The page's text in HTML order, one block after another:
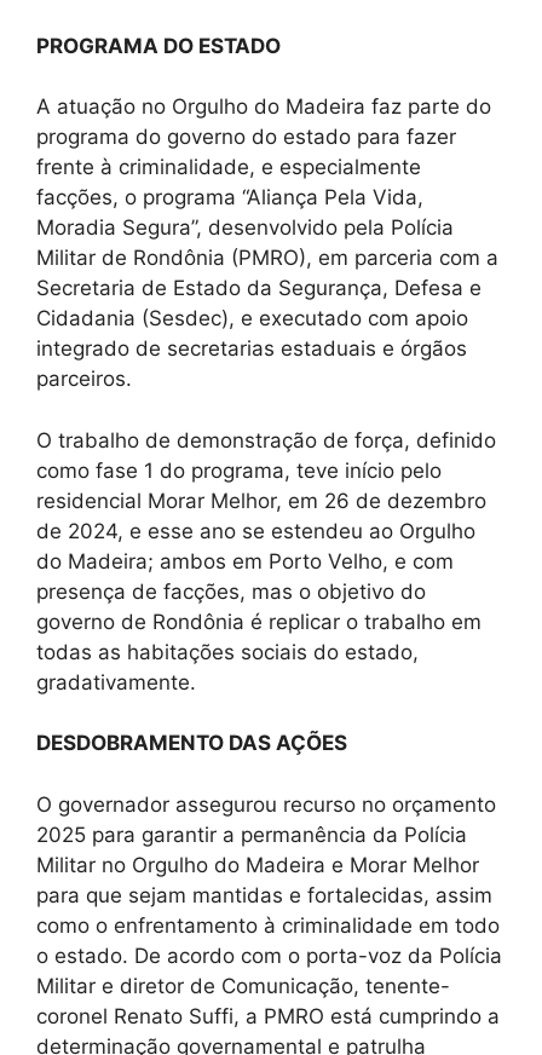
PROGRAMA DO ESTADO
A atuação no Orgulho do Madeira faz parte do
programa do governo do estado para fazer
frente à criminalidade, e especialmente
facções, o programa “Aliança Pela Vida,
Moradia Segura”, desenvolvido pela Polícia
Militar de Rondônia (PMRO), em parceria com a
Secretaria de Estado da Segurança, Defesa e
Cidadania (Sesdec), e executado com apoio
integrado de secretarias estaduais e órgãos
parceiros.
O trabalho de demonstração de força, definido
como fase 1 do programa, teve início pelo
residencial Morar Melhor, em 26 de dezembro
de 2024, e esse ano se estendeu ao Orgulho
do Madeira; ambos em Porto Velho, e com
presença de facções, mas o objetivo do
governo de Rondônia é replicar o trabalho em
todas as habitações sociais do estado,
gradativamente.
DESDOBRAMENTO DAS AÇÕES
O governador assegurou recurso no orçamento
2025 para garantir a permanência da Polícia
Militar no Orgulho do Madeira e Morar Melhor
para que sejam mantidas e fortalecidas, assim
como o enfrentamento à criminalidade em todo
o estado. De acordo com o porta-voz da Polícia
Militar e diretor de Comunicação, tenente-
coronel Renato Suffi, a PMRO está cumprindo a
determinação governamental e patrulha